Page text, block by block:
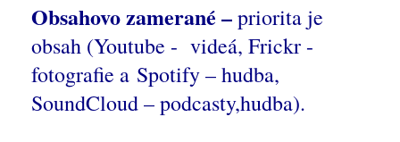
Obsahovo zamerané –priorita je
obsah (Youtube - videá, Frickr -
fotografie a Spotify – hudba,
SoundCloud – podcasty,hudba).